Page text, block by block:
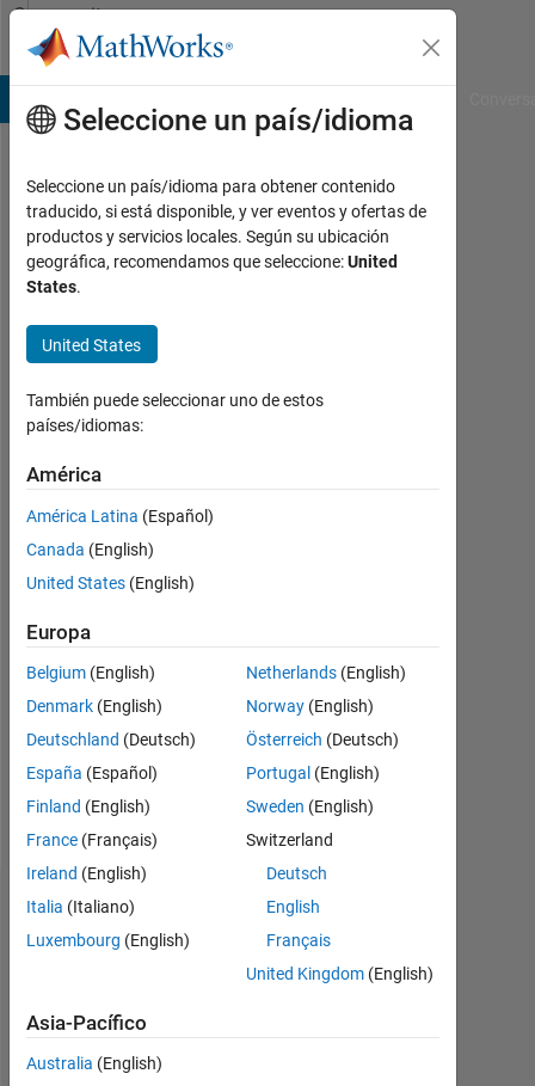
Saltar al contenido
Community
Profile
진
성
최
Last
seen:
de 2
años
hace
|
Con
actividad
2023
Followers:
0
Following:
0
Follow
Panel de control
-2
-1 2
3
4
Seleccione un país/idioma
Seleccione un país/idioma para obtener contenido
traducido, si está disponible, y ver eventos y ofertas de
productos y servicios locales. Según su ubicación
geográfica, recomendamos que seleccione:United
States.
United States
También puede seleccionar uno de estos
países/idiomas:
América
América Latina (Español)
Canada (English)
United States (English)
Europa
Belgium (English)
Denmark (English)
Deutschland (Deutsch)
España (Español)
Finland (English)
France (Français)
Ireland (English)
Italia (Italiano)
Luxembourg (English)
Netherlands(English)
Norway(English)
Österreich (Deutsch)
Portugal (English)
Sweden (English)
Switzerland
Deutsch
English
Français
United Kingdom(English)
Asia-Pacífico
Australia (English)